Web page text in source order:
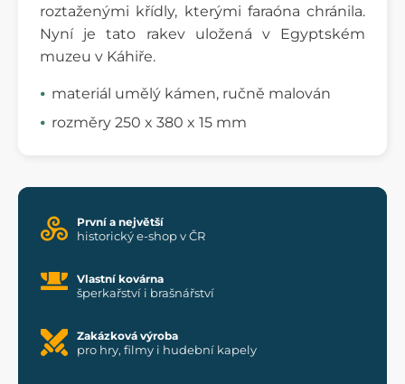
roztaženými křídly, kterými faraóna chránila.
Nyní je tato rakev uložená v Egyptském
muzeu v Káhiře.
materiál umělý kámen, ručně malován
rozměry 250 x 380 x 15 mm
První a největší
historický e-shop v ČR
Vlastní kovárna
šperkařství i brašnářství
Zakázková výroba
pro hry, filmy i hudební kapely